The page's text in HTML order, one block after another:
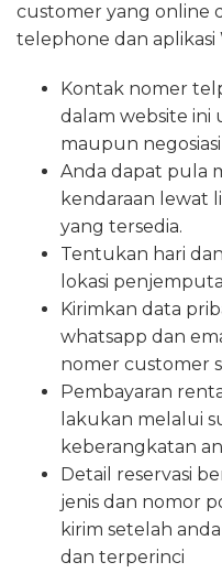
customer yang online
telephone dan aplikasi
Kontak nomer
dalam website ini
maupun
Anda dapat pula
kendaraan lewat
yang tersedia.
Tentukan hari
lokasi
Kirimkan data
whatsapp dan
nomer customer
Pembayaran
lakukan melalui
keberangkatan
Detail reservasi
jenis dan nomor
kirim setelah
dan terperinci